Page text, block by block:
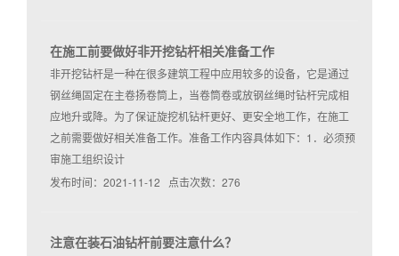
在施工前要做好非开挖钻杆相关准备工作
非开挖钻杆是一种在很多建筑工程中应用较多的设备，它是通过
钢丝绳固定在主卷扬卷筒上，当卷筒卷或放钢丝绳时钻杆完成相
应地升或降。为了保证旋挖机钻杆更好、更安全地工作，在施工
之前需要做好相关准备工作。准备工作内容具体如下：1．必须预
审施工组织设计
发布时间：2021-11-12 点击次数：276
注意在装石油钻杆前要注意什么？